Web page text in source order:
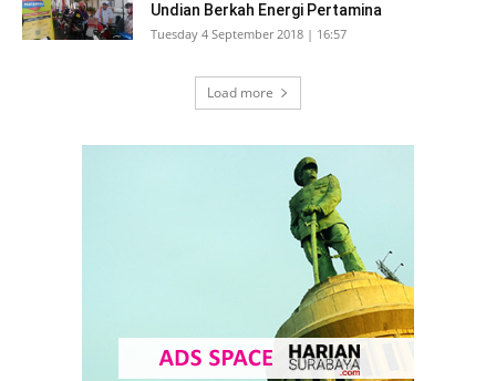
Undian Berkah Energi Pertamina
Tuesday 4 September 2018 | 16:57
Load more